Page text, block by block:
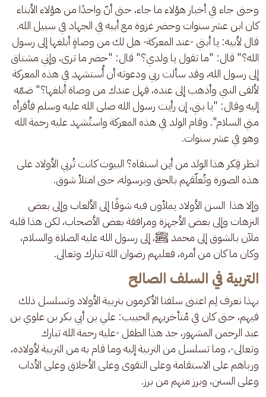
وحتى جاء في أخبار هؤلاء ما جاء، حتى أنّ واحدًا من هؤلاء الأبناء
كان ابن عشر سنوات وحضر غزوة مع أبيه في الجهاد في سبيل الله.
قال لأبيه: يا أبتي -عند المعركة- هل لك من وصاةٍ أبلغها إلى رسول
الله؟" قال: "ما تقول يا ولدي؟" قال: "حضر ما ترى، وإني مشتاق
إلى رسول الله، وقد سألت ربي ودعوته أن أُستشهد في هذه المعركة
لألقى النبي وأذهب إلى عنده، فهل عندك من وصاة أبلغها؟" ضمّه
إليه وقال: "يا بني، إن رأيت رسول الله صلى الله عليه وسلم فأقرأه
مني السلام". وقام الولد في هذه المعركة واستُشهد عليه رحمة الله
وهو في عشر سنوات.
انظر فِكر هذا الولد من أين استقاه؟ البيوت كانت تُربي الأولاد على
هذه الصورة وتُعلّقهم بالحق وبرسوله، حتى امتلأ شوق.
وإلا هذا  السن الأولاد يملأون فيه شوقًا إلى الألعاب وإلى بعض
النزهات وإلى بعض الأجهزة ومرافقة بعض الأصحاب، لكن هذا قلبه
ملآن بالشوق إلى محمد ﷺ، إلى رسول الله عليه الصلاة والسلام،
وكان ما كان من أمره، فعليهم رضوان الله تبارك وتعالى.
التربية في السلف الصالح
بهذا نعرف لِم اعتنى سلفنا الأكرمون بتربية الأولاد وتسلسل ذلك
فيهم، حتى كان في مُتأخريهم الحبيب: علي بن أبي بكر بن علوي بن
عبد الرحمن المشهور، جد هذا الطفل -عليه رحمة الله تبارك
وتعالى-، وما تسلسل من التربية إليه وما قام به من التربية لأولاده،
ورباهم على الاستقامة وعلى التقوى وعلى الأخلاق وعلى الأداب
وعلى السنن، وبرز منهم من برز.